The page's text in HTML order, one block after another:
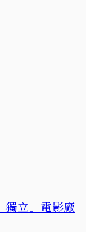
獨立」電影廠